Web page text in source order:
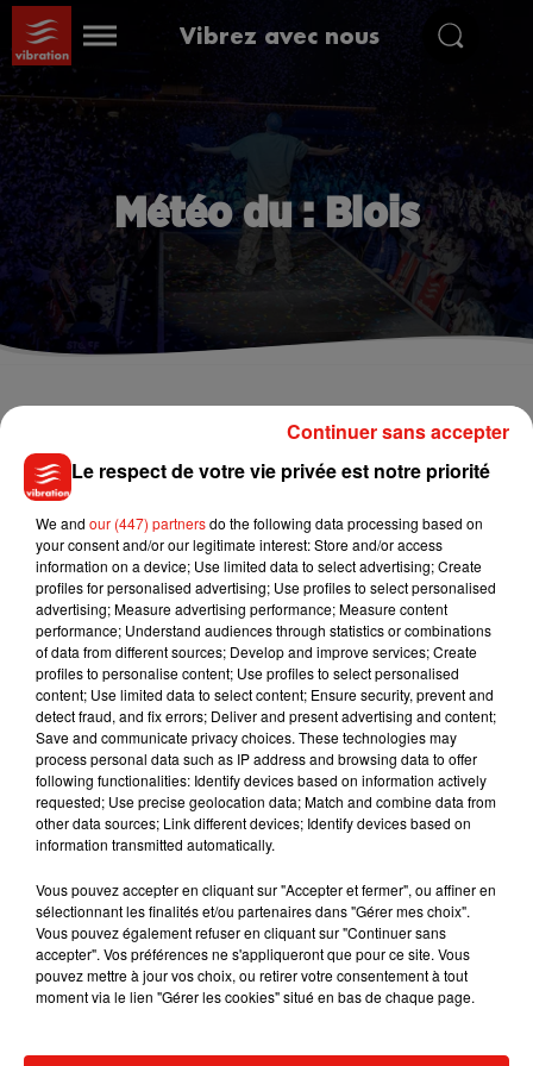
Vibrez avec nous
Météo du : Blois
°
°
°
°
°
°
°
La météo des autres villesAngersArgenton sur Creuse
AutunAuxerreBourges Château-ChinonChâteaudun
ChâteaurouxClunyDourdanEtampesGienIssoudun
MoulinsMâconNantesNeversNogent-le-RotrouOrléans
Le respect de votre vie privée est notre priorité
We and our (447) partnersdo the following data processing based on
your consent and/or our legitimate interest: Store and/or access
information on a device; Use limited data to select advertising; Create
profiles for personalised advertising; Use profiles to select personalised
advertising; Measure advertising performance; Measure content
performance; Understand audiences through statistics or combinations
of data from different sources; Develop and improve services; Create
profiles to personalise content; Use profiles to select personalised
content; Use limited data to select content; Ensure security, prevent and
detect fraud, and fix errors; Deliver and present advertising and content;
Save and communicate privacy choices. These technologies may
process personal data such as IP address and browsing data to offer
following functionalities: Identify devices based on information actively
requested; Use precise geolocation data; Match and combine data from
other data sources; Link different devices; Identify devices based on
information transmitted automatically.
Vous pouvez accepter en cliquant sur "Accepter et fermer", ou affiner en
sélectionnant les finalités et/ou partenaires dans "Gérer mes choix".
Vous pouvez également refuser en cliquant sur "Continuer sans
accepter". Vos préférences ne s'appliqueront que pour ce site. Vous
pouvez mettre à jour vos choix, ou retirer votre consentement à tout
moment via le lien "Gérer les cookies" situé en bas de chaque page.
Continuer sans accepter